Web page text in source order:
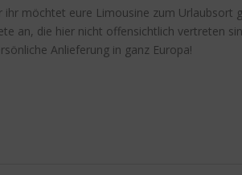
möchtet eure Limousine zum Urlaubsort
an, die hier nicht offensichtlich vertreten
Anlieferung in ganz Europa!